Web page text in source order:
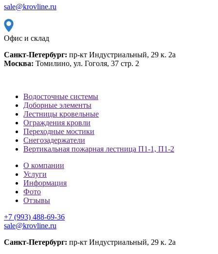
sale@krovline.ru
Офис и склад
Санкт-Петербург: пр-кт Индустриальный, 29 к. 2а
Москва: Томилино, ул. Гоголя, 37 стр. 2
Водосточные системы
Доборные элементы
Лестницы кровельные
Ограждения кровли
Переходные мостики
Снегозадержатели
Вертикальная пожарная лестница П1-1, П1-2
О компании
Услуги
Информация
Фото
Отзывы
+7 (993) 488-69-36
sale@krovline.ru
Санкт-Петербург: пр-кт Индустриальный, 29 к. 2а